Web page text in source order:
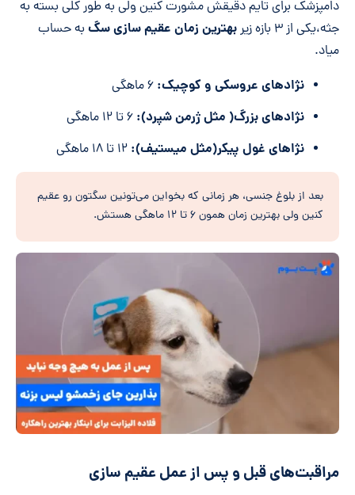
دامپزشک برای تایم دقیقش مشورت کنین ولی به طور کلی بسته به
جثه،یکی از ۳ بازه زیر
بهترین زمان عقیم سازی سگ به حساب
میاد.
نژادهای عروسکی و کوچیک:
نژادهای بزرگ( مثل ژرمن شپرد):
نژاهای غول پیکر(مثل میستیف):
بعد از بلوغ جنسی، هر زمانی که بخواین می‌تونین سگتون رو عقیم
کنین ولی بهترین زمان همون ۶ تا ۱۲ ماهگی هستش.
مراقبت‌های قبل و پس از عمل عقیم سازی